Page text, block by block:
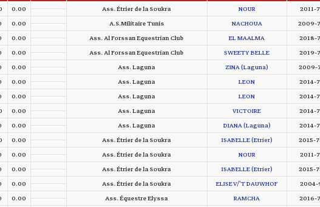
2011-
NOUR
Ass. Étrier de la Soukra
0.00
2009-
NACHOUA
A.S.Militaire Tunis
0.00
2018-
EL MAALMA
Ass. Al Forssan Equestrian Club
0.00
2019-
SWEETY BELLE
Ass. Al Forssan Equestrian Club
0.00
2009-
ZINA (Laguna)
Ass. Laguna
0.00
2014-
LEON
Ass. Laguna
0.00
2014-
LEON
Ass. Laguna
0.00
2014-
VICTOIRE
Ass. Laguna
0.00
2014-
DIANA (Laguna)
Ass. Laguna
0.00
2015-
ISABELLE (Etrier)
Ass. Étrier de la Soukra
0.00
2011-
NOUR
Ass. Étrier de la Soukra
0.00
2015-
ISABELLE (Etrier)
Ass. Étrier de la Soukra
0.00
2004-
ELISE V/'T DAUWHOF
Ass. Étrier de la Soukra
0.00
2016-
RAMCHA
Ass. Équestre Elyssa
0.00